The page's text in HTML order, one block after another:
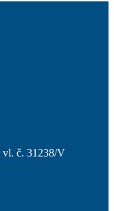
vl. č. 31238/V